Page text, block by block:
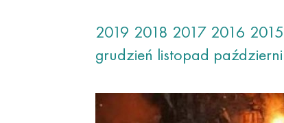
2019 2018 2017 2016 2015
grudzień listopad